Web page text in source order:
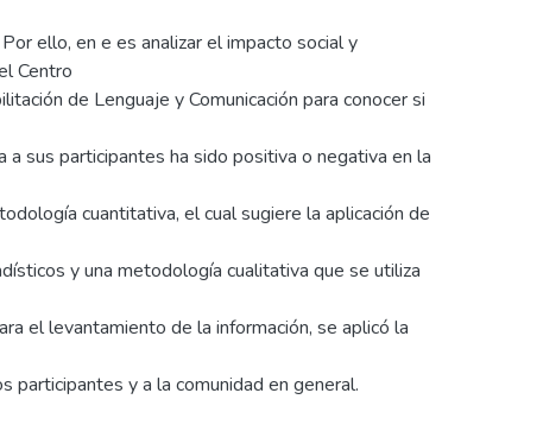
ello, en e es analizar el impacto social y
Centro
de Lenguaje y Comunicación para conocer si
a sus participantes ha sido positiva o negativa en la
cuantitativa, el cual sugiere la aplicación de
y una metodología cualitativa que se utiliza
el levantamiento de la información, se aplicó la
participantes y a la comunidad en general.